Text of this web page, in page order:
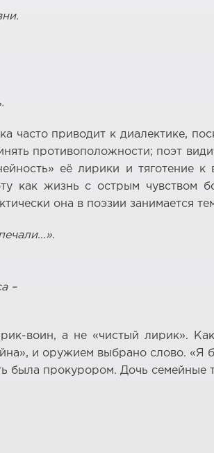
часто приводит к диалектике,
противоположности; поэт
её лирики и тяготение
как жизнь с острым чувством
она в поэзии занимается
–
воин, а не «чистый лирик».
и оружием выбрано слово. «Я
была прокурором. Дочь